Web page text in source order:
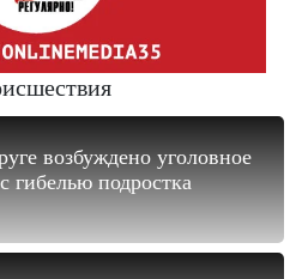
возбуждено уголовное
подростка